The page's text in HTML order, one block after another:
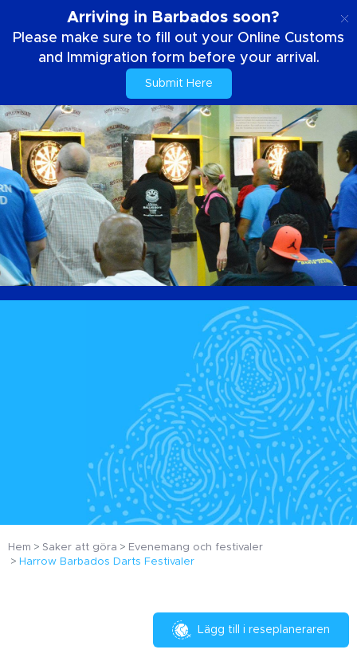
Arriving in Barbados soon?
Please make sure to fill out your Online Customs
and Immigration form before your arrival.
Submit Here
Hem Saker att göra
Evenemang och festivaler
Harrow Barbados Darts Festivaler
Lägg till i reseplaneraren